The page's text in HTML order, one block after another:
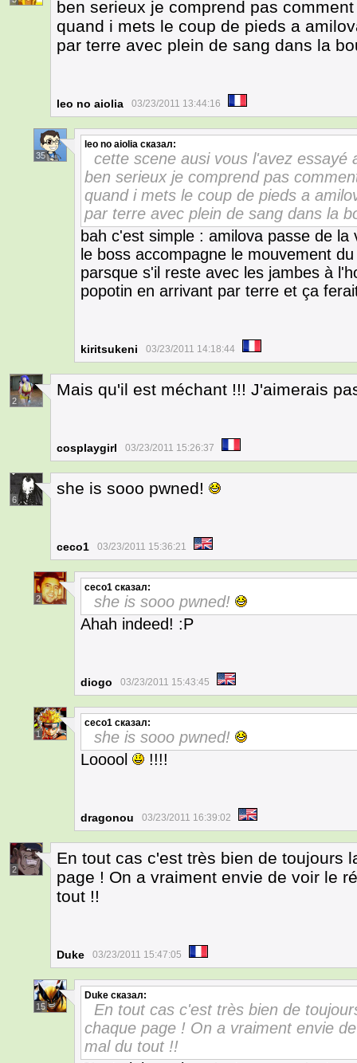
ben serieux je comprend pas
quand i mets le coup de pieds a
par terre avec plein de sang dans la
leo no aiolia 03/23/2011 13:44:16
35
leo no aiolia сказал:
cette scene ausi vous l'avez essayé
ben serieux je comprend pas
quand i mets le coup de pieds a
par terre avec plein de sang dans la
bah c'est simple : amilova passe de
le boss accompagne le mouvement
parsque s'il reste avec les jambes à
popotin en arrivant par terre et ça
kiritsukeni 03/23/2011 14:18:44
2
Mais qu'il est méchant !!! J'aimerais
cosplaygirl 03/23/2011 15:26:37
6
she is sooo pwned!
ceco1 03/23/2011 15:36:21
2
ceco1 сказал:
she is sooo pwned!
Ahah indeed! :P
diogo 03/23/2011 15:43:45
1
ceco1 сказал:
she is sooo pwned!
Looool
!!!!
dragonou 03/23/2011 16:39:02
2
En tout cas c'est très bien de toujours
page ! On a vraiment envie de voir le
tout !!
Duke 03/23/2011 15:47:05
15
Duke сказал:
En tout cas c'est très bien de
chaque page ! On a vraiment envie
mal du tout !!